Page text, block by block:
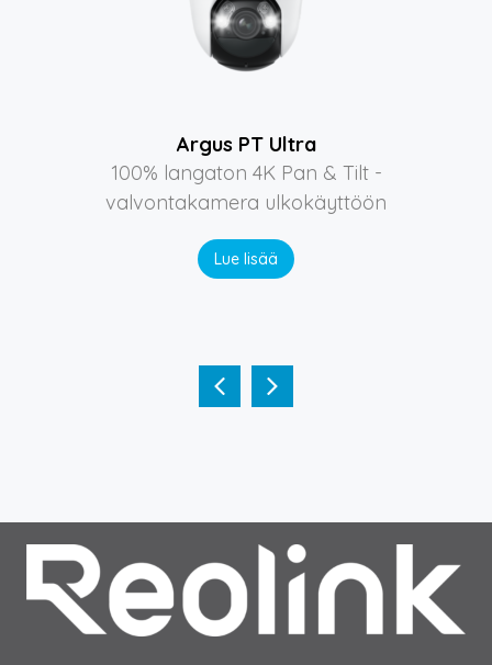
Argus PT Ultra
100% langaton 4K Pan & Tilt -
valvontakamera ulkokäyttöön
Lue lisää